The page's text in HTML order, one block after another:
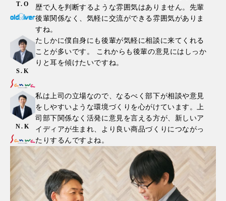
T.O
歴で人を判断するような雰囲気はありません。先輩
後輩関係なく、気軽に交流ができる雰囲気がありま
すね。
S.K
たしかに僕自身にも後輩が気軽に相談に来てくれる
ことが多いです。 これからも後輩の意見にはしっか
りと耳を傾けたいですね。
N.K
私は上司の立場なので、なるべく部下が相談や意見
をしやすいような環境づくりを心がけています。上
司部下関係なく活発に意見を言える方が、新しいア
イディアが生まれ、より良い商品づくりにつながっ
たりするんですよね。